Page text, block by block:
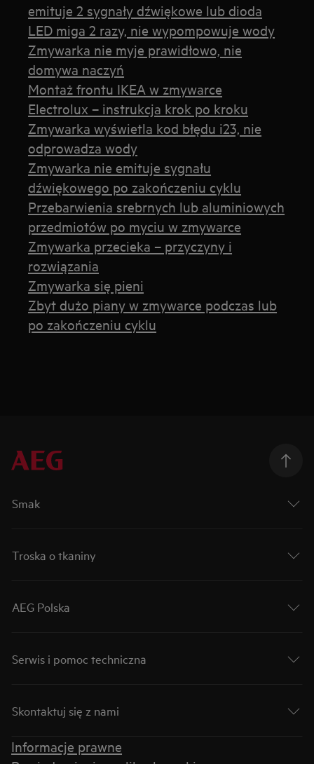
emituje 2 sygnały dźwiękowe lub dioda
LED miga 2 razy, nie wypompowuje wody
Zmywarka nie myje prawidłowo, nie
domywa naczyń
Montaż frontu IKEA w zmywarce
Electrolux – instrukcja krok po kroku
Zmywarka wyświetla kod błędu i23, nie
odprowadza wody
Zmywarka nie emituje sygnału
dźwiękowego po zakończeniu cyklu
Przebarwienia srebrnych lub aluminiowych
przedmiotów po myciu w zmywarce
Zmywarka przecieka – przyczyny i
rozwiązania
Zmywarka się pieni
Zbyt dużo piany w zmywarce podczas lub
po zakończeniu cyklu
Smak
Troska o tkaniny
AEG Polska
Serwis i pomoc techniczna
Skontaktuj się z nami
Informacje prawne